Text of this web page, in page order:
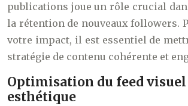
publications joue un rôle crucial
la rétention de nouveaux followers.
votre impact, il est essentiel de
stratégie de contenu cohérente et
Optimisation du feed
esthétique